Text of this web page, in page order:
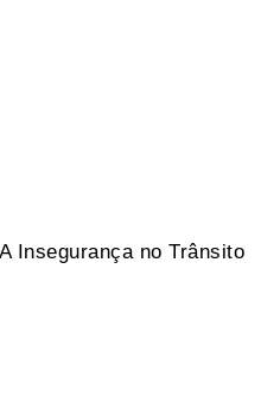
Insegurança no Trânsito